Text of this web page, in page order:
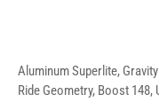
Aluminum Superlite,
Ride Geometry, Boost 148,